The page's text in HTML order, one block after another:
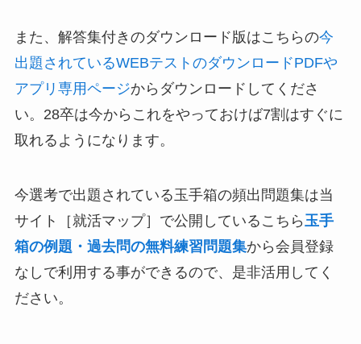
また、解答集付きのダウンロード版はこちらの今
出題されているWEBテストのダウンロードPDFや
アプリ専用ページからダウンロードしてくださ
い。28卒は今からこれをやっておけば7割はすぐに
取れるようになります。
今選考で出題されている玉手箱の頻出問題集は当
サイト［就活マップ］で公開しているこちら玉手
箱の例題・過去問の無料練習問題集から会員登録
なしで利用する事ができるので、是非活用してく
ださい。